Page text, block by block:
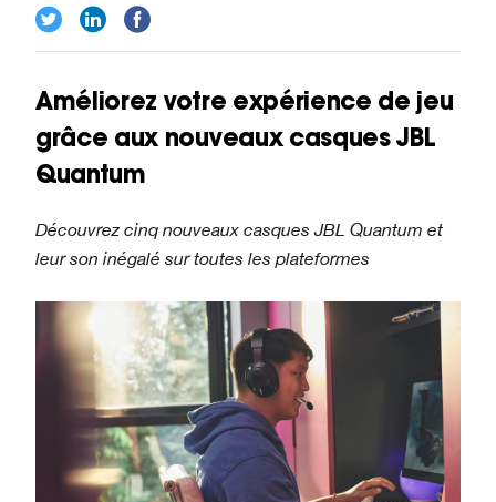
Améliorez votre expérience de jeu
grâce aux nouveaux casques JBL
Quantum
Découvrez cinq nouveaux casques JBL Quantum et
leur son inégalé sur toutes les plateformes